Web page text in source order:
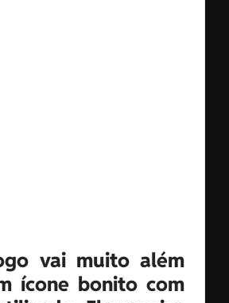
vai muito além
ícone bonito com